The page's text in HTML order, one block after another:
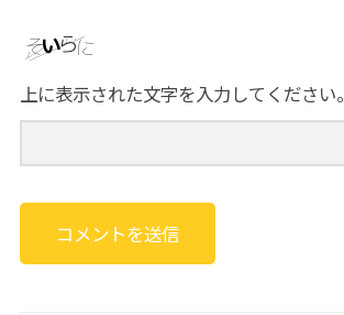
上に表示された文字を入力してください。